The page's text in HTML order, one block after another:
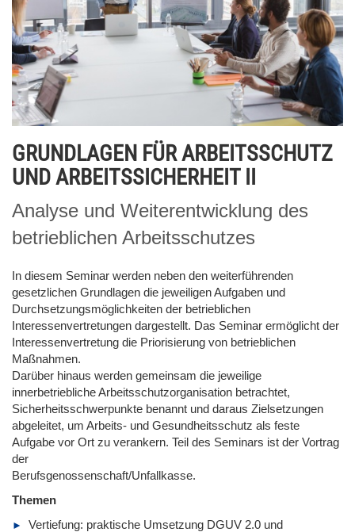
GRUNDLAGEN FÜR ARBEITSSCHUTZ
UND ARBEITSSICHERHEIT II
Analyse und Weiterentwicklung des
betrieblichen Arbeitsschutzes
In diesem Seminar werden neben den weiterführenden
gesetzlichen Grundlagen die jeweiligen Aufgaben und
Durchsetzungsmöglichkeiten der betrieblichen
Interessenvertretungen dargestellt. Das Seminar ermöglicht der
Interessenvertretung die Priorisierung von betrieblichen
Maßnahmen.
Darüber hinaus werden gemeinsam die jeweilige
innerbetriebliche Arbeitsschutzorganisation betrachtet,
Sicherheitsschwerpunkte benannt und daraus Zielsetzungen
abgeleitet, um Arbeits- und Gesundheitsschutz als feste
Aufgabe vor Ort zu verankern. Teil des Seminars ist der Vortrag
der
Berufsgenossenschaft/Unfallkasse.
Themen
Vertiefung: praktische Umsetzung DGUV 2.0 und